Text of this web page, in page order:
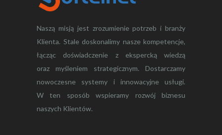
Naszą misją jest zrozumienie potrzeb i branży
Klienta. Stale doskonalimy nasze kompetencje,
łącząc doświadczenie z ekspercką wiedzą
oraz myśleniem strategicznym. Dostarczamy
nowoczesne systemy i innowacyjne usługi.
W ten sposób wspieramy rozwój biznesu
naszych Klientów.